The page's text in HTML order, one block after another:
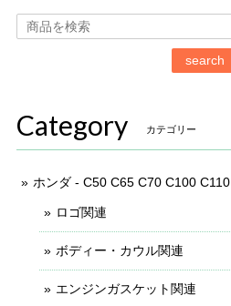
search
Category カテゴリー
ホンダ - C50 C65 C70 C100 C110
ロゴ関連
ボディー・カウル関連
エンジンガスケット関連